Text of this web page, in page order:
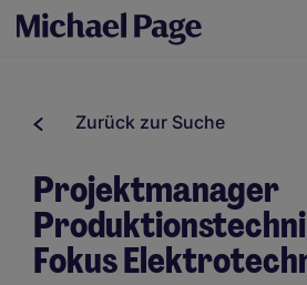
Zurück zur Suche
Projektmanager
Fokus